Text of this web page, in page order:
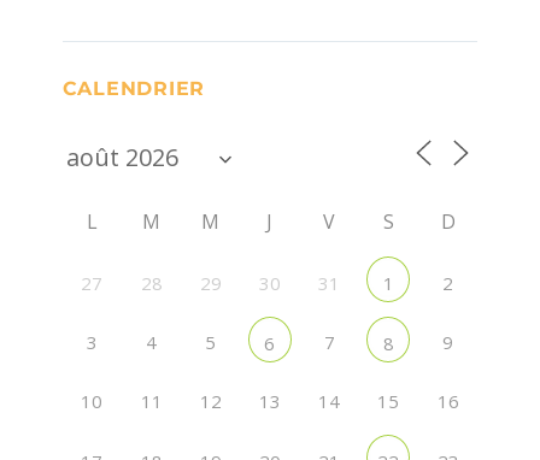
CALENDRIER
L M M J V S D
27 28 29 30 31 1 2
3 4 5 6 7 8 9
10 11 12 13 14 15 16